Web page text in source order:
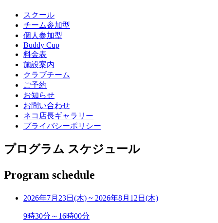
スクール
チーム参加型
個人参加型
Buddy Cup
料金表
施設案内
クラブチーム
ご予約
お知らせ
お問い合わせ
ネコ店長ギャラリー
プライバシーポリシー
プログラム スケジュール
Program schedule
2026年7月23日(木) ~ 2026年8月12日(木)
9時30分～16時00分